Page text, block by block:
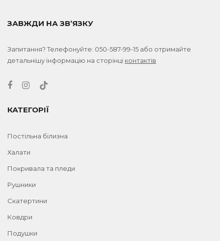
ЗАВЖДИ НА ЗВ’ЯЗКУ
Запитання? Телефонуйте: 050-587-99-15 або отримайте
детальнішу інформацію на сторінці контактів
КАТЕГОРІЇ
Постільна білизна
Халати
Покривала та пледи
Рушники
Скатертини
Ковдри
Подушки